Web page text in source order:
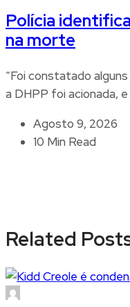
Polícia
na morte
“Foi constatado
a DHPP foi acionada,
Agosto 9, 2026
10 Min Read
Related